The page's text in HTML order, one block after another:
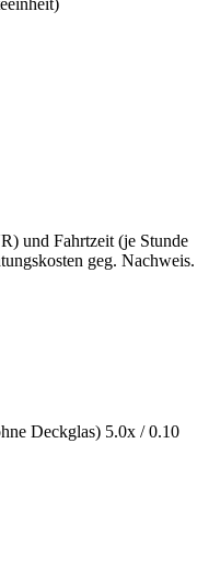
und Fahrtzeit (je Stunde
geg. Nachweis.
Deckglas) 5.0x / 0.10